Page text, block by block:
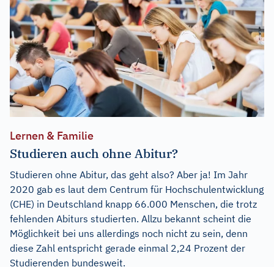
Lernen & Familie
Studieren auch ohne Abitur?
Studieren ohne Abitur, das geht also? Aber ja! Im Jahr
2020 gab es laut dem Centrum für Hochschulentwicklung
(CHE) in Deutschland knapp 66.000 Menschen, die trotz
fehlenden Abiturs studierten. Allzu bekannt scheint die
Möglichkeit bei uns allerdings noch nicht zu sein, denn
diese Zahl entspricht gerade einmal 2,24 Prozent der
Studierenden bundesweit.